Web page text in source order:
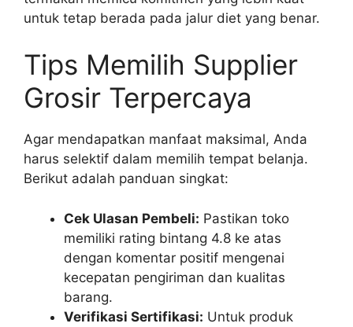
untuk tetap berada pada jalur diet yang benar.
Tips Memilih Supplier
Grosir Terpercaya
Agar mendapatkan manfaat maksimal, Anda
harus selektif dalam memilih tempat belanja.
Berikut adalah panduan singkat:
Cek Ulasan Pembeli: Pastikan toko
memiliki rating bintang 4.8 ke atas
dengan komentar positif mengenai
kecepatan pengiriman dan kualitas
barang.
Verifikasi Sertifikasi: Untuk produk